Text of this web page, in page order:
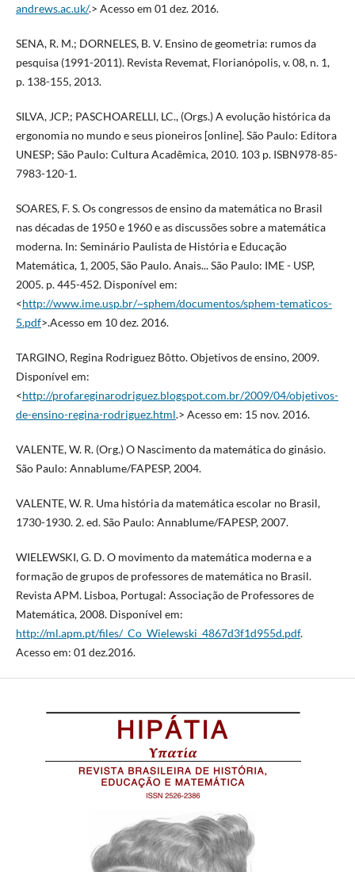
andrews.ac.uk/.> Acesso em 01 dez. 2016.
SENA, R. M.; DORNELES, B. V. Ensino de geometria: rumos da
pesquisa (1991-2011). Revista Revemat, Florianópolis, v. 08, n. 1,
p. 138-155, 2013.
SILVA, JCP.; PASCHOARELLI, LC., (Orgs.) A evolução histórica da
ergonomia no mundo e seus pioneiros [online]. São Paulo: Editora
UNESP; São Paulo: Cultura Acadêmica, 2010. 103 p. ISBN978-85-
7983-120-1.
SOARES, F. S. Os congressos de ensino da matemática no Brasil
nas décadas de 1950 e 1960 e as discussões sobre a matemática
moderna. In: Seminário Paulista de História e Educação
Matemática, 1, 2005, São Paulo. Anais... São Paulo: IME - USP,
2005. p. 445-452. Disponível em:
<http://www.ime.usp.br/~sphem/documentos/sphem-tematicos-
5.pdf>.Acesso em 10 dez. 2016.
TARGINO, Regina Rodriguez Bôtto. Objetivos de ensino, 2009.
Disponível em:
<http://profareginarodriguez.blogspot.com.br/2009/04/objetivos-
de-ensino-regina-rodriguez.html.> Acesso em: 15 nov. 2016.
VALENTE, W. R. (Org.) O Nascimento da matemática do ginásio.
São Paulo: Annablume/FAPESP, 2004.
VALENTE, W. R. Uma história da matemática escolar no Brasil,
1730-1930. 2. ed. São Paulo: Annablume/FAPESP, 2007.
WIELEWSKI, G. D. O movimento da matemática moderna e a
formação de grupos de professores de matemática no Brasil.
Revista APM. Lisboa, Portugal: Associação de Professores de
Matemática, 2008. Disponível em:
http://ml.apm.pt/files/_Co_Wielewski_4867d3f1d955d.pdf.
Acesso em: 01 dez.2016.